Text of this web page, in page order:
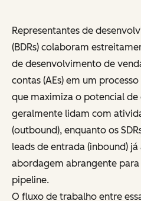
Representantes de
(BDRs) colaboram
de desenvolvimento de
contas (AEs) em um
que maximiza o potencial de
geralmente lidam com
(outbound), enquanto os
leads de entrada (inbound)
abordagem abrangente
pipeline.
O fluxo de trabalho entre